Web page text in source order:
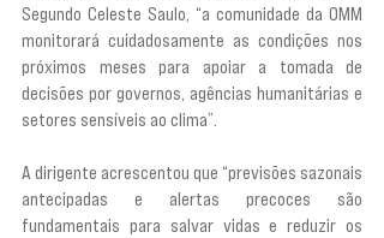
Segundo Celeste Saulo, “a comunidade da OMM
monitorará cuidadosamente as condições nos
próximos meses para apoiar a tomada de
decisões por governos, agências humanitárias e
setores sensíveis ao clima”.
A dirigente acrescentou que “previsões sazonais
antecipadas e alertas precoces são
fundamentais para salvar vidas e reduzir os